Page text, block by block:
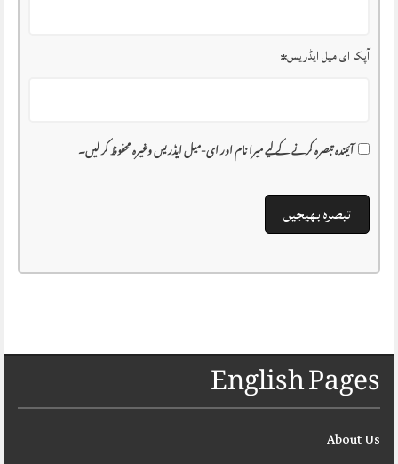
آپکا ای میل ایڈریس*
آئیندہ تبصرہ کرنے کے لیے میرا نام اور ای-میل ایڈریس وغیرہ محفوظ کر لیں۔
English Pages
About Us